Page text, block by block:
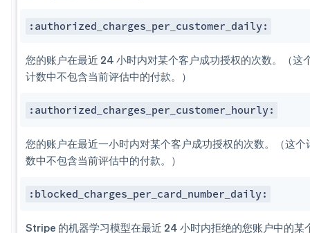
:authorized_charges_per​_customer_daily:
您的账户在最近 24 小时内对某个客户成功授权的次数。（这
计数中不包含当前评估中的付款。）
:authorized_charges_per​_customer_hourly:
您的账户在最近一小时内对某个客户成功授权的次数。（这个
数中不包含当前评估中的付款。）
:blocked_charges_per​_card_number_daily:
Stripe 的机器学习模型在最近 24 小时内拒绝的您账户中的某